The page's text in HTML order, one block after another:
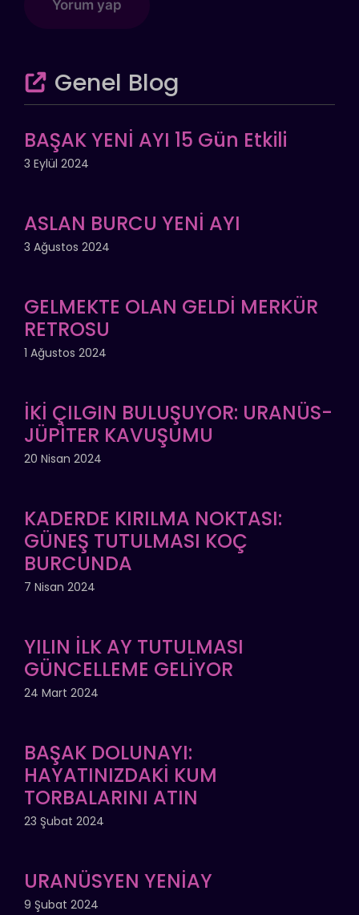
Genel Blog
BAŞAK YENİ AYI 15 Gün Etkili
3 Eylül 2024
ASLAN BURCU YENİ AYI
3 Ağustos 2024
GELMEKTE OLAN GELDİ MERKÜR
RETROSU
1 Ağustos 2024
İKİ ÇILGIN BULUŞUYOR: URANÜS-
JÜPİTER KAVUŞUMU
20 Nisan 2024
KADERDE KIRILMA NOKTASI:
GÜNEŞ TUTULMASI KOÇ
BURCUNDA
7 Nisan 2024
YILIN İLK AY TUTULMASI
GÜNCELLEME GELİYOR
24 Mart 2024
BAŞAK DOLUNAYI:
HAYATINIZDAKİ KUM
TORBALARINI ATIN
23 Şubat 2024
URANÜSYEN YENİAY
9 Şubat 2024